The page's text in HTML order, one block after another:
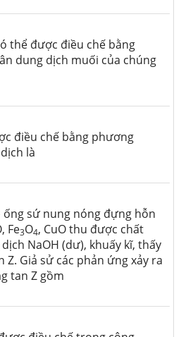
thể được điều chế bằng
dung dịch muối của chúng
điều chế bằng phương
là
ống sứ nung nóng đựng hỗn
Fe3O4, CuO thu được chất
NaOH (dư), khuấy kĩ, thấy
Z. Giả sử các phản ứng xảy ra
tan Z gồm